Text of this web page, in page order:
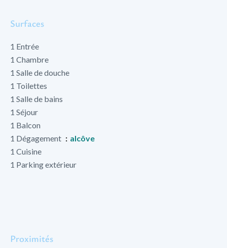
Surfaces
1 Entrée
1 Chambre
1 Salle de douche
1 Toilettes
1 Salle de bains
1 Séjour
1 Balcon
1 Dégagement
alcôve
1 Cuisine
1 Parking extérieur
Proximités